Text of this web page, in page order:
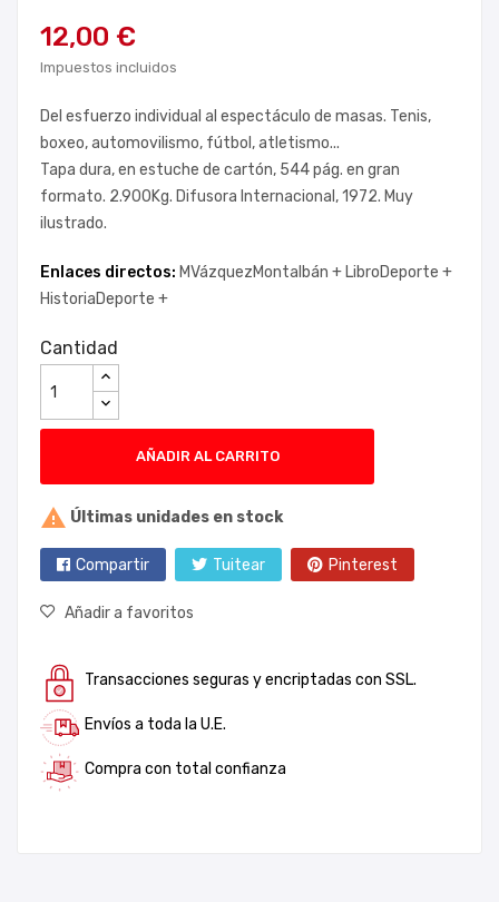
12,00 €
Impuestos incluidos
Del esfuerzo individual al espectáculo de masas. Tenis,
boxeo, automovilismo, fútbol, atletismo...
Tapa dura, en estuche de cartón, 544 pág. en gran
formato. 2.900Kg. Difusora Internacional, 1972. Muy
ilustrado.
Enlaces directos: MVázquezMontalbán + LibroDeporte +
HistoriaDeporte +
Cantidad
AÑADIR AL CARRITO
 Últimas unidades en stock
Compartir Tuitear Pinterest
Añadir a favoritos
Transacciones seguras y encriptadas con SSL.
Envíos a toda la U.E.
Compra con total confianza